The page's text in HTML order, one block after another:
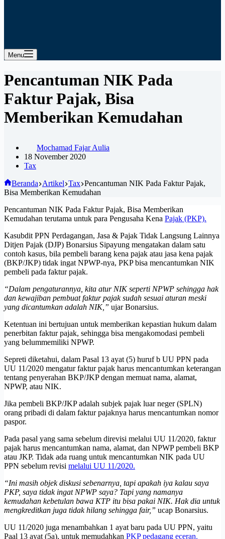
Menu
Pencantuman NIK Pada
Faktur Pajak, Bisa
Memberikan Kemudahan
Mochamad Fajar Aulia
18 November 2020
Tax
Beranda Artikel Tax Pencantuman NIK Pada Faktur Pajak,
Bisa Memberikan Kemudahan
Pencantuman NIK Pada Faktur Pajak, Bisa Memberikan
Kemudahan terutama untuk para Pengusaha Kena Pajak (PKP).
Kasubdit PPN Perdagangan, Jasa & Pajak Tidak Langsung Lainnya
Ditjen Pajak (DJP) Bonarsius Sipayung mengatakan dalam satu
contoh kasus, bila pembeli barang kena pajak atau jasa kena pajak
(BKP/JKP) tidak ingat NPWP-nya, PKP bisa mencantumkan NIK
pembeli pada faktur pajak.
“Dalam pengaturannya, kita atur NIK seperti NPWP sehingga hak
dan kewajiban pembuat faktur pajak sudah sesuai aturan meski
yang dicantumkan adalah NIK,” ujar Bonarsius.
Ketentuan ini bertujuan untuk memberikan kepastian hukum dalam
penerbitan faktur pajak, sehingga bisa mengakomodasi pembeli
yang belummemiliki NPWP.
Sepreti diketahui, dalam Pasal 13 ayat (5) huruf b UU PPN pada
UU 11/2020 mengatur faktur pajak harus mencantumkan keterangan
tentang penyerahan BKP/JKP dengan memuat nama, alamat,
NPWP, atau NIK.
Jika pembeli BKP/JKP adalah subjek pajak luar neger (SPLN)
orang pribadi di dalam faktur pajaknya harus mencantumkan nomor
paspor.
Pada pasal yang sama sebelum direvisi melalui UU 11/2020, faktur
pajak harus mencantumkan nama, alamat, dan NPWP pembeli BKP
atau JKP. Tidak ada ruang untuk mencantumkan NIK pada UU
PPN sebelum revisi melalui UU 11/2020.
“Ini masih objek diskusi sebenarnya, tapi apakah iya kalau saya
PKP, saya tidak ingat NPWP saya? Tapi yang namanya
kemudahan kebetulan bawa KTP itu bisa pakai NIK. Hak dia untuk
mengkreditkan juga tidak hilang sehingga fair,” ucap Bonarsius.
UU 11/2020 juga menambahkan 1 ayat baru pada UU PPN, yaitu
Paal 13 ayat (5a), untuk memudahkan PKP pedagang eceran.